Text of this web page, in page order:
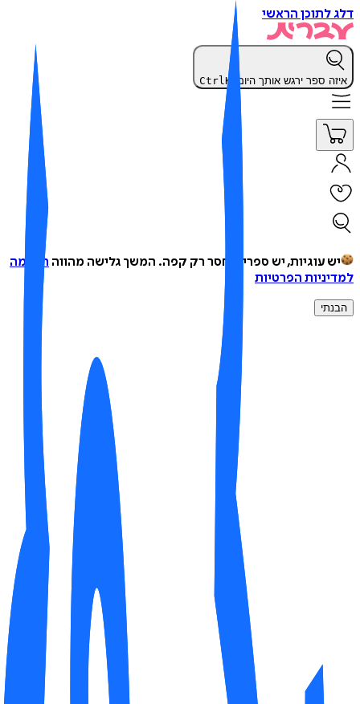
לתוכן הראשי
ספר ירגש אותך היום? CtrlK
יש עוגיות, יש ספרים, חסר רק קפה.המשך גלישה מהווההסכמה
הפרטיות